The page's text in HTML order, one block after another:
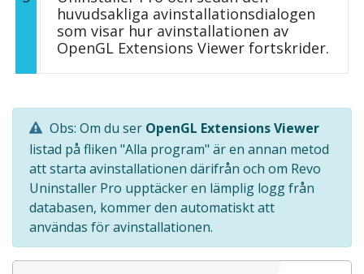
huvudsakliga avinstallationsdialogen
som visar hur avinstallationen av
OpenGL Extensions Viewer fortskrider.
Obs: Om du ser OpenGL Extensions Viewer
listad på fliken "Alla program" är en annan metod
att starta avinstallationen därifrån och om Revo
Uninstaller Pro upptäcker en lämplig logg från
databasen, kommer den automatiskt att
användas för avinstallationen.